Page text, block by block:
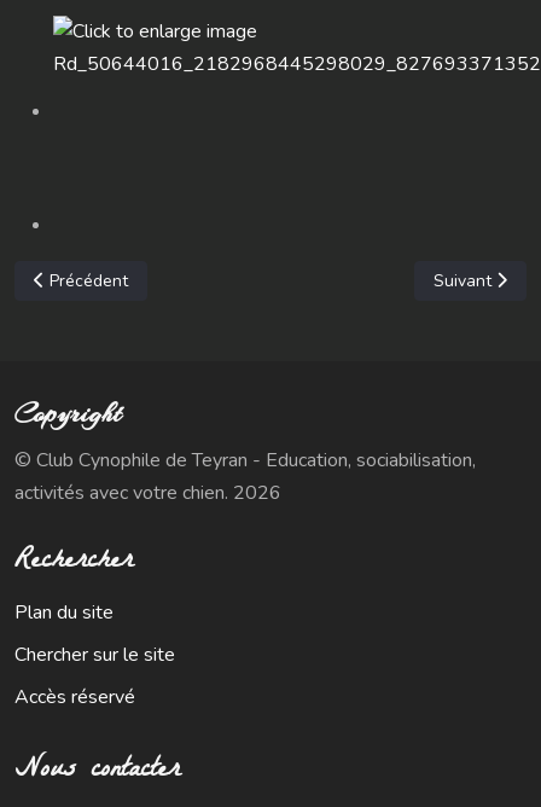
Article précédent : Coucours d'agility de Teyran (34) - 10 mars
Précédent Article
Suivant
Copyright
© Club Cynophile de Teyran - Education, sociabilisation,
activités avec votre chien. 2026
Rechercher
Plan du site
Chercher sur le site
Accès réservé
Nous contacter